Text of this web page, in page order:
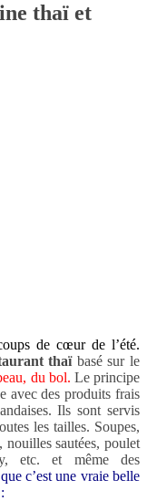
thaï et
de cœur de l’été.
thaïbasé sur le
du bol. Le principe
avec des produits frais
Ils sont servis
les tailles. Soupes,
nouilles sautées, poulet
etc. et même des
c’est une vraie belle